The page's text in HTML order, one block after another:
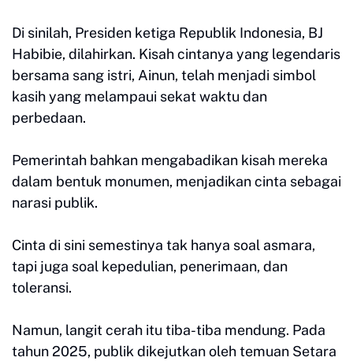
Di sinilah, Presiden ketiga Republik Indonesia, BJ
Habibie, dilahirkan. Kisah cintanya yang legendaris
bersama sang istri, Ainun, telah menjadi simbol
kasih yang melampaui sekat waktu dan
perbedaan.
Pemerintah bahkan mengabadikan kisah mereka
dalam bentuk monumen, menjadikan cinta sebagai
narasi publik.
Cinta di sini semestinya tak hanya soal asmara,
tapi juga soal kepedulian, penerimaan, dan
toleransi.
Namun, langit cerah itu tiba-tiba mendung. Pada
tahun 2025, publik dikejutkan oleh temuan Setara